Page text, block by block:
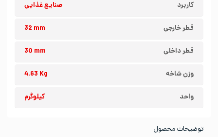
کاربرد صنایع غذایی
قطر خارجی 32 mm
قطر داخلی 30 mm
وزن شاخه 4.63 Kg
واحد کیلوگرم
توضیحات محصول